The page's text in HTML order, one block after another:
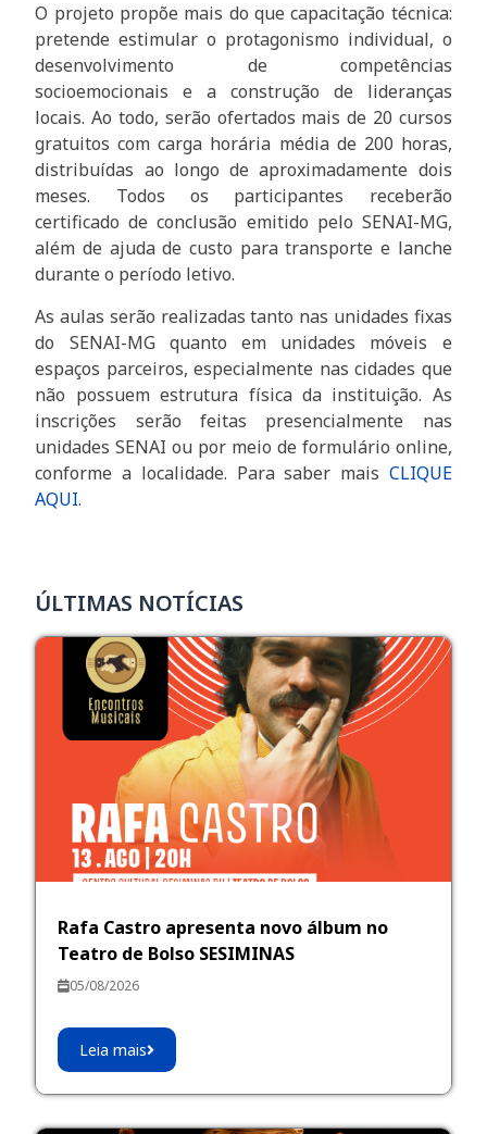
O projeto propõe mais do que capacitação técnica:
pretende estimular o protagonismo individual, o
desenvolvimento de competências
socioemocionais e a construção de lideranças
locais. Ao todo, serão ofertados mais de 20 cursos
gratuitos com carga horária média de 200 horas,
distribuídas ao longo de aproximadamente dois
meses. Todos os participantes receberão
certificado de conclusão emitido pelo SENAI-MG,
além de ajuda de custo para transporte e lanche
durante o período letivo.
As aulas serão realizadas tanto nas unidades fixas
do SENAI-MG quanto em unidades móveis e
espaços parceiros, especialmente nas cidades que
não possuem estrutura física da instituição. As
inscrições serão feitas presencialmente nas
unidades SENAI ou por meio de formulário online,
conforme a localidade. Para saber mais CLIQUE
AQUI.
ÚLTIMAS NOTÍCIAS
Rafa Castro apresenta novo álbum no
Teatro de Bolso SESIMINAS
05/08/2026
Leia mais